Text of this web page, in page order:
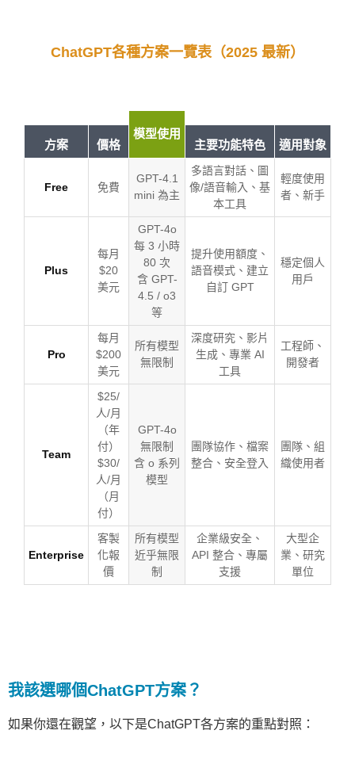
ChatGPT各種方案一覽表（2025 最新）
方案 價格
模型使用
主要功能特色
適用對象
Free 免費
GPT-4.1
mini 為主
多語言對話、圖
像/語音輸入、基
本工具
輕度使用
者、新手
Plus
每月
$20
美元
GPT-4o
每 3 小時
80 次
含 GPT-
4.5 / o3
等
提升使用額度、
語音模式、建立
自訂 GPT
穩定個人
用戶
Pro
每月
$200
美元
所有模型
無限制
深度研究、影片
生成、專業 AI
工具
工程師、
開發者
Team
$25/
人/月
（年
付）
$30/
人/月
（月
付）
GPT-4o
無限制
含 o 系列
模型
團隊協作、檔案
整合、安全登入
團隊、組
織使用者
Enterprise
客製
化報
價
所有模型
近乎無限
制
企業級安全、
API 整合、專屬
支援
大型企
業、研究
單位
我該選哪個ChatGPT方案？
如果你還在觀望，以下是ChatGPT各方案的重點對照：